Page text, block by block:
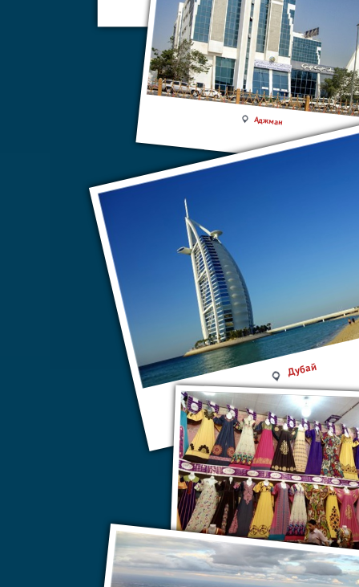
Аджман
Дубай
Торговый фестиваль в Дубае